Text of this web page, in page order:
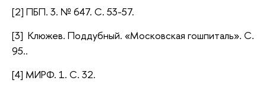
[2] ПБП. 3. № 647. С. 53-57.
[3] Клюжев. Поддубный. «Московская гошпиталь». С.
95..
[4] МИРФ. 1. С. 32.